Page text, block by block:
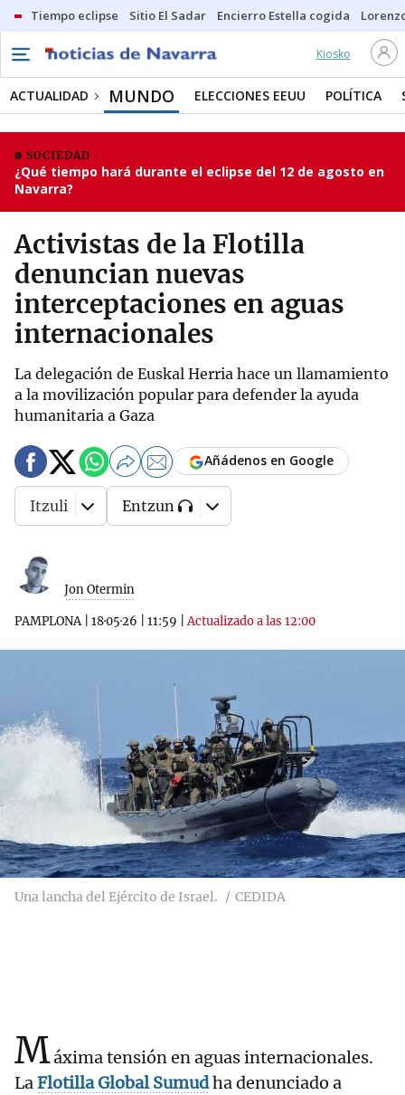
Tiempo eclipse Sitio El Sadar Encierro Estella cogida
Kiosko
ACTUALIDAD MUNDO ELECCIONES EEUU POLÍTICA
SOCIEDAD
¿Qué tiempo hará durante el eclipse del 12 de agosto en
Navarra?
Activistas de la Flotilla
denuncian nuevas
interceptaciones en aguas
internacionales
La delegación de Euskal Herria hace un llamamiento
a la movilización popular para defender la ayuda
humanitaria a Gaza
Jon Otermin
PAMPLONA| 18·05·26 11:59 |Actualizado a las 12:00
Añádenos en Google
Itzuli Entzun
Una lancha del Ejército de Israel. CEDIDA
Máxima tensión en aguas internacionales.
LaFlotilla Global Sumudha denunciado a